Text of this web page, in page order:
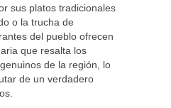
sus platos tradicionales
o la trucha de
del pueblo ofrecen
que resalta los
de la región, lo
de un verdadero